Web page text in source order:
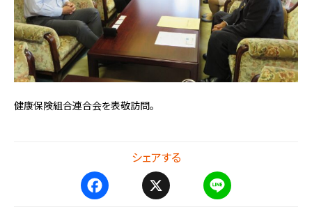
健康保険組合連合会を表敬訪問。
シェアする